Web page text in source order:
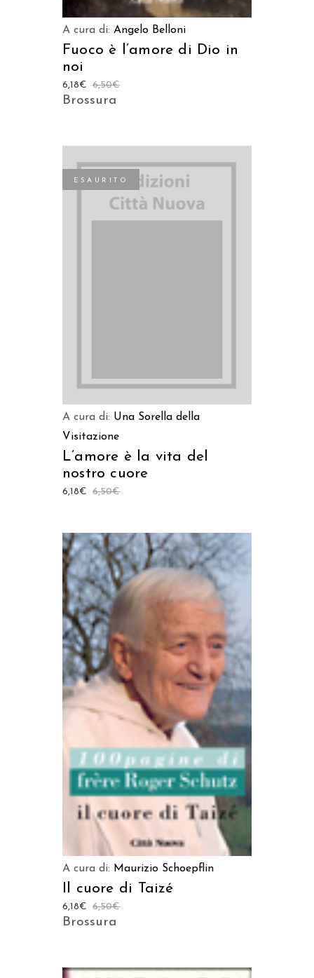
A cura di: Angelo Belloni
Fuoco è l’amore di Dio in
noi
6,50€
6,18€
Brossura
ESAURITO
A cura di: Una Sorella della
Visitazione
L’amore è la vita del
nostro cuore
6,50€
6,18€
AGGIUNGI AL CARRELLO
A cura di: Maurizio Schoepflin
Il cuore di Taizé
6,50€
6,18€
Brossura